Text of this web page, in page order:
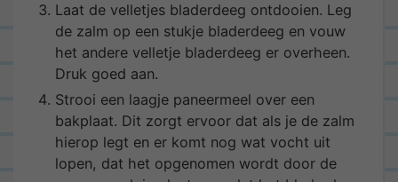
Laat de velletjes bladerdeeg ontdooien. Leg
de zalm op een stukje bladerdeeg en vouw
het andere velletje bladerdeeg er overheen.
Druk goed aan.
Strooi een laagje paneermeel over een
bakplaat. Dit zorgt ervoor dat als je de zalm
hierop legt en er komt nog wat vocht uit
lopen, dat het opgenomen wordt door de